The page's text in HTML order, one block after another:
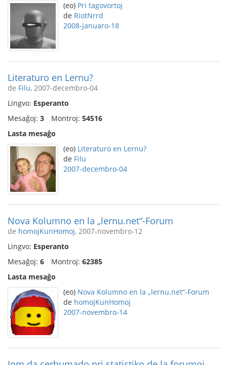
(eo) Pri tagovortoj
de RiotNrrd
2008-januaro-18
Literaturo en Lernu?
de Filu, 2007-decembro-04
Lingvo: Esperanto
Mesaĝoj: 3 Montroj: 54516
Lasta mesaĝo
(eo) Literaturo en Lernu?
de Filu
2007-decembro-04
Nova Kolumno en la „lernu.net“-Forum
de homojKunHomoj, 2007-novembro-12
Lingvo: Esperanto
Mesaĝoj: 6 Montroj: 62385
Lasta mesaĝo
(eo) Nova Kolumno en la „lernu.net“-Forum
de homojKunHomoj
2007-novembro-14